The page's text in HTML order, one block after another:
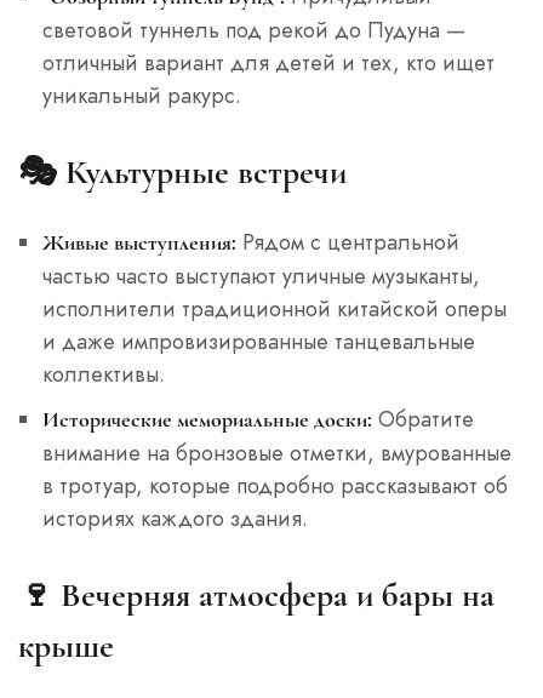
световой туннель под рекой до Пудуна —
отличный вариант для детей и тех, кто ищет
уникальный ракурс.
🎭 Культурные встречи
Живые выступления: Рядом с центральной
частью часто выступают уличные музыканты,
исполнители традиционной китайской оперы
и даже импровизированные танцевальные
коллективы.
Исторические мемориальные доски: Обратите
внимание на бронзовые отметки, вмурованные
в тротуар, которые подробно рассказывают об
историях каждого здания.
🍷 Вечерняя атмосфера и бары на
крыше